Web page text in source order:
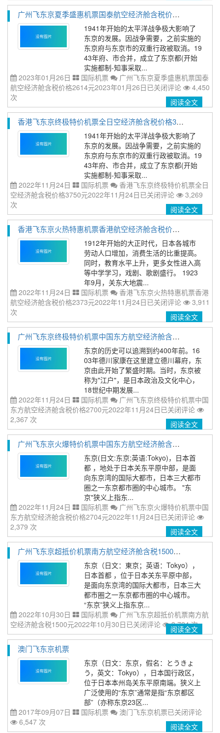
广州飞东京夏季盛惠机票国泰航空经济舱含税价格2614元2023年01月26日
1941年开始的太平洋战争极大影响了
东京的发展。因战争需要，之前实施的
东京府与东京市的双重行政被取消。19
43年府、市合并，成立了东京都(开始
实施都制‐知事采取...
2023年01月26日
国际机票
广州飞东京夏季盛惠机票国泰
航空经济舱含税价格2614元2023年01月26日已关闭评论
4,450
次
阅读全文
香港飞东京终极特价机票全日空经济舱含税价格3750元2022年11月24日
1941年开始的太平洋战争极大影响了
东京的发展。因战争需要，之前实施的
东京府与东京市的双重行政被取消。19
43年府、市合并，成立了东京都(开始
实施都制‐知事采取...
2022年11月24日
国际机票
香港飞东京终极特价机票全日
空经济舱含税价格3750元2022年11月24日已关闭评论
3,269
次
阅读全文
香港飞东京火热特惠机票香港航空经济舱含税价格2373元2022年11月24日
1912年开始的大正时代，日本各城市
劳动人口增加，消费生活的比重提高。
同时，教育水平上升，更多女性进入高
等中学学习，戏剧、歌剧盛行。 1923
年9月，关东大地震...
2022年11月24日
国际机票
香港飞东京火热特惠机票香港
航空经济舱含税价格2373元2022年11月24日已关闭评论
3,911
次
阅读全文
广州飞东京终极特价机票中国东方航空经济舱含税价格2700元2022年11月24日
东京的历史可以追溯到约400年前。16
03年德川家康在这里建立德川幕府，东
京由此开始了繁盛时期。当时，东京被
称为"江户"，是日本政治及文化中心，
18世纪中期发展...
2022年11月24日
国际机票
广州飞东京终极特价机票中国
东方航空经济舱含税价格2700元2022年11月24日已关闭评论
2,367 次
阅读全文
广州飞东京火爆特价机票中国东方航空经济舱含税价格2704元2022年11月24日
东京(日文:东京;英语:Tokyo)，日本首
都 ，地处于日本关东平原中部，是面
向东京湾的国际大都市，日本三大都市
圈之一东京都市圈的中心城市。 "东
京"狭义上指东...
2022年11月24日
国际机票
广州飞东京火爆特价机票中国
东方航空经济舱含税价格2704元2022年11月24日已关闭评论
2,379 次
阅读全文
广州飞东京超抵价机票南方航空经济舱含税1500元2022年10月30日
东京（日文：東京；英语：Tokyo），
日本首都 ，位于日本关东平原中部，
是面向东京湾的国际大都市，日本三大
都市圈之一东京都市圈的中心城市。
“东京”狭义上指东京...
2022年10月30日
国际机票
广州飞东京超抵价机票南方航
空经济舱含税1500元2022年10月30日已关闭评论 3,724 次
阅读全文
澳门飞东京机票
东京（日文：东京，假名：とうきょ
う，英文：Tokyo），日本国行政区，
位于日本本州岛关东平原南端。狭义上
广泛使用的“东京”通常是指“东京都区
部”（亦称东京23区...
2017年09月07日
国际机票 澳门飞东京机票已关闭评论
6,547 次
阅读全文